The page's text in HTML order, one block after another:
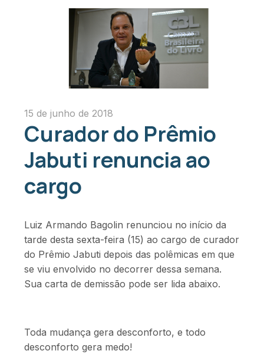
15 de junho de 2018
Curador do Prêmio
Jabuti renuncia ao
cargo
Luiz Armando Bagolin renunciou no início da
tarde desta sexta-feira (15) ao cargo de curador
do Prêmio Jabuti depois das polêmicas em que
se viu envolvido no decorrer dessa semana.
Sua carta de demissão pode ser lida abaixo.
Toda mudança gera desconforto, e todo
desconforto gera medo!